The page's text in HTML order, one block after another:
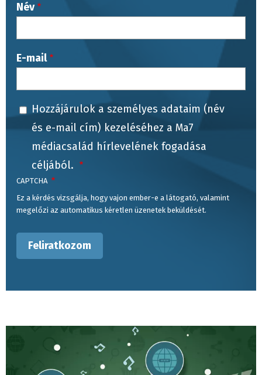
Név
E-mail
Hozzájárulok a személyes adataim (név
és e-mail cím) kezeléséhez a Ma7
médiacsalád hírlevelének fogadása
céljából.
CAPTCHA
Ez a kérdés vizsgálja, hogy vajon ember-e a látogató, valamint
megelőzi az automatikus kéretlen üzenetek beküldését.